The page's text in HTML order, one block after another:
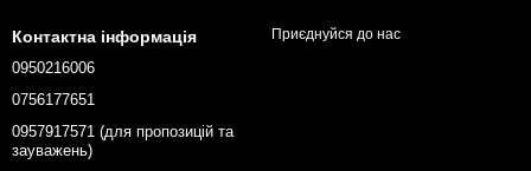
Контактна інформація
0950216006
0756177651
0957917571 (для пропозицій та
зауважень)
Приєднуйся до нас